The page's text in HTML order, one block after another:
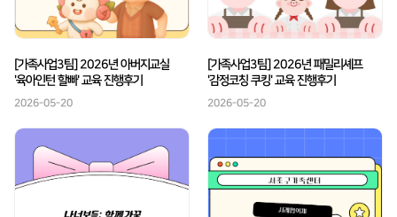
[가족사업3팀] 2026년 아버지교실
'육아인턴 할빠' 교육 진행후기
2026-05-20
[가족사업3팀] 2026년 패밀리셰프
'감정코칭 쿠킹' 교육 진행후기
2026-05-20